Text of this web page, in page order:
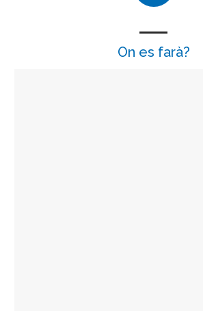
On es farà?